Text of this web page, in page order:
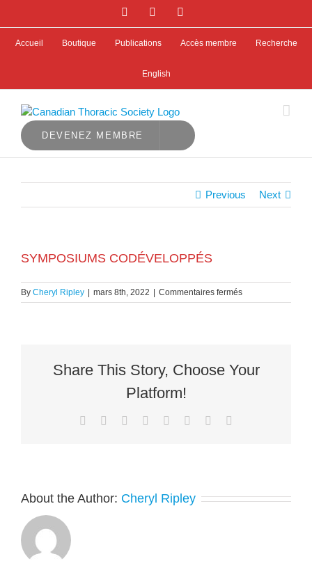
content
Facebook
Accueil Boutique Publications Accès membre Recherche
English
DEVENEZ MEMBRE
Previous Next
SYMPOSIUMS CODÉVELOPPÉS
By Cheryl Ripley mars 8th, 2022 Commentaires ferméssur
SYMPOSIUMS
Share This Story, Choose Your
Platform!
Facebook Reddit LinkedIn
TumblrPinterest
About the Author: Cheryl Ripley